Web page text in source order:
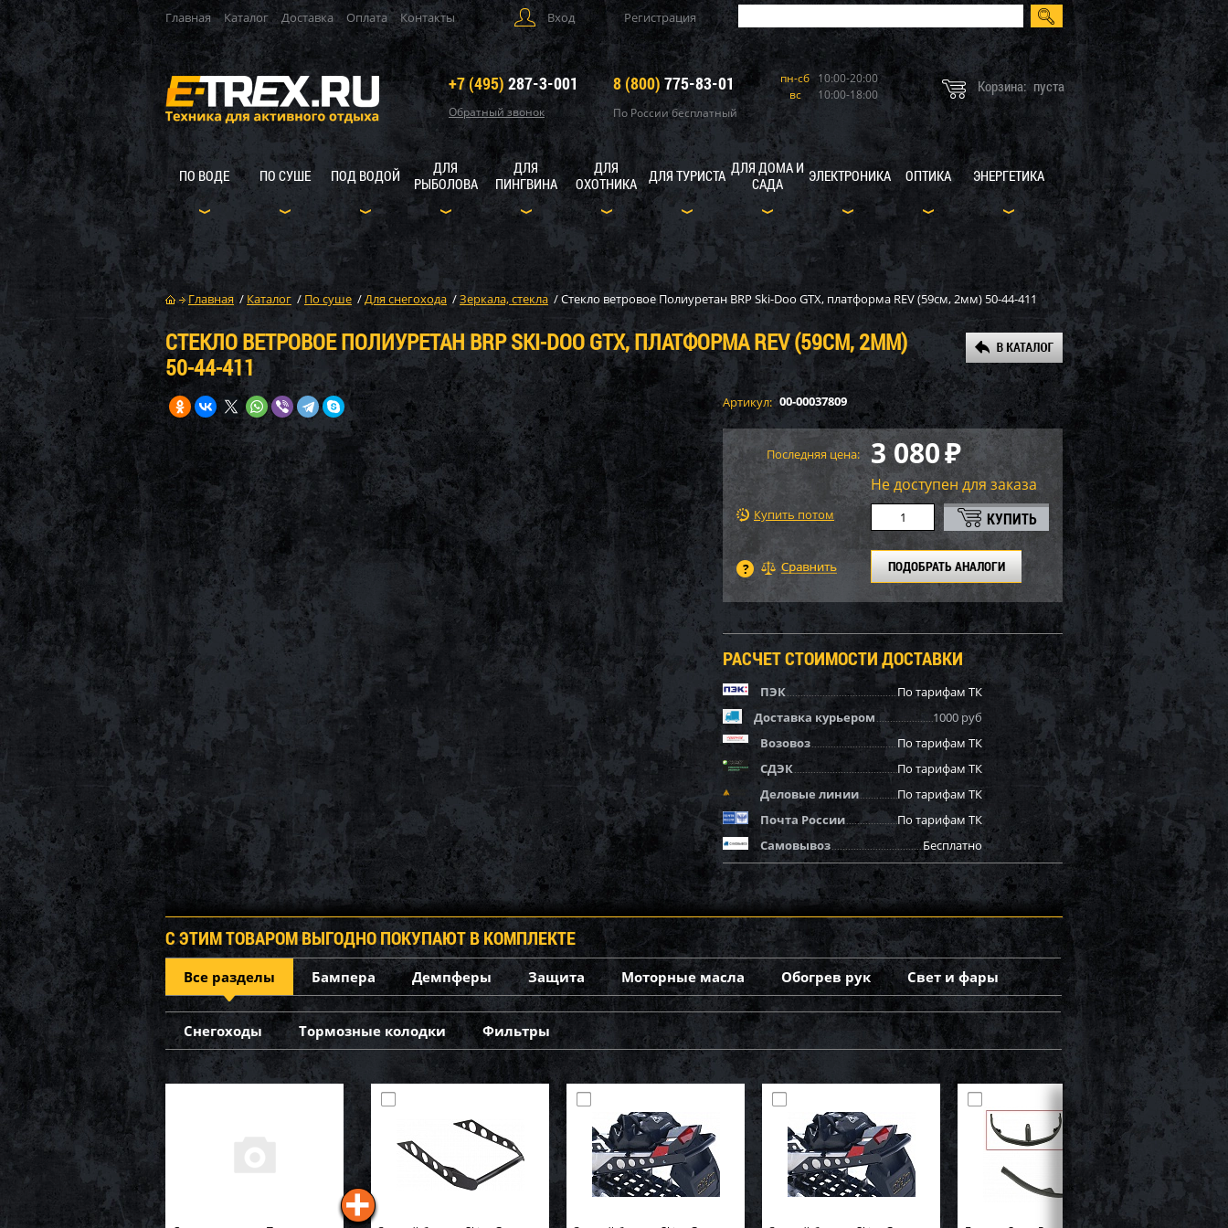
Главная Каталог Доставка Оплата Контакты Вход Регистрация
+7 (495) 287-3-001
Обратный звонок
8 (800) 775-83-01
По России бесплатный
пн-сб 10:00-20:00
вс
10:00-18:00 Корзина: пуста
ПО ВОДЕ ПО СУШЕ ПОД ВОДОЙ
ДЛЯ
РЫБОЛОВА
ДЛЯ
ПИНГВИНА
ДЛЯ
ОХОТНИКА
ДЛЯ ТУРИСТА ДЛЯ ДОМА И
САДА
ЭЛЕКТРОНИКА ОПТИКА ЭНЕРГЕТИКА
Главная / Каталог / По суше /Для снегохода /Зеркала, стекла /Стекло ветровое Полиуретан BRP Ski-Doo GTX, платформа REV (59см, 2мм) 50-44-411
СТЕКЛО ВЕТРОВОЕ ПОЛИУРЕТАН BRP SKI-DOO GTX, ПЛАТФОРМА REV (59СМ, 2ММ)
50-44-411
Артикул: 00-00037809
Последняя цена: 3 080₽
Не доступен для заказа
Купить потом
ПОДОБРАТЬ АНАЛОГИ
РАСЧЕТ СТОИМОСТИ ДОСТАВКИ
ПЭК
По тарифам ТК
Доставка курьером
1000 руб
Возовоз
По тарифам ТК
СДЭК
По тарифам ТК
Деловые линии
По тарифам ТК
Почта России
По тарифам ТК
Самовывоз
Бесплатно
С ЭТИМ ТОВАРОМ ВЫГОДНО ПОКУПАЮТ В КОМПЛЕКТЕ
Все разделы Бампера Демпферы Защита Моторные масла Обогрев рук Свет и фары
Снегоходы Тормозные колодки Фильтры